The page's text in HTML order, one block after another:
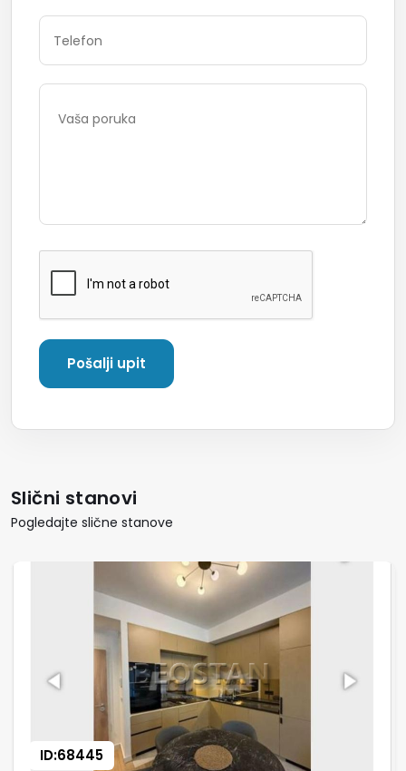
Slični stanovi
Pogledajte slične stanove
ID:68445